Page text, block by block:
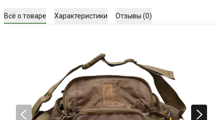
Всё о товаре Характеристики Отзывы (0)